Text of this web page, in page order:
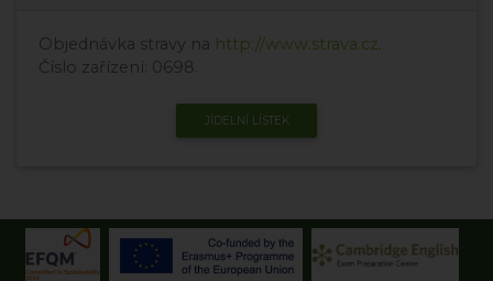
Objednávka stravy na http://www.strava.cz
Číslo zařízení: 0698.
JÍDELNÍ LÍSTEK